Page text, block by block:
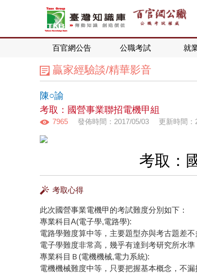
百官網公告 公職考試 就
贏家經驗談/精華影音
陳○諭
考取：國營事業聯招電機甲組
7965 發佈時間：2017/05/03 更新時間：
考取：
考取心得
此次國營事業電機甲的考試難度分別如下：
專業科目A(電子學,電路學):
電路學難度算中等，主要題型亦與考古題差
電子學難度非常高，幾乎有達到考研究所水
專業科目Ｂ(電機機械,電力系統):
電機機械難度中等，只要把握基本概念，不漏